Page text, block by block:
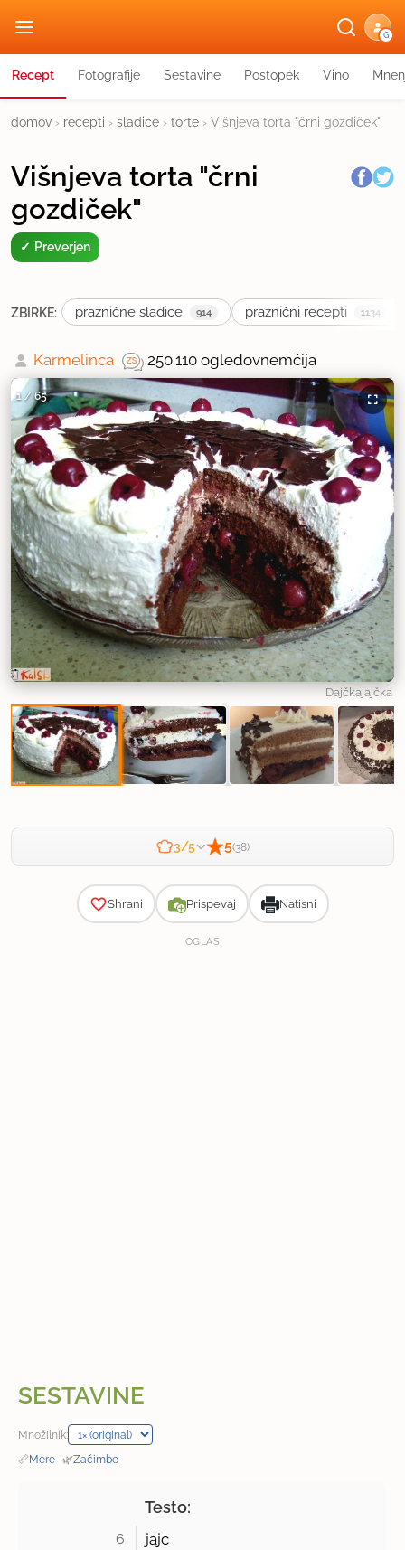
G
Recept Fotografije Sestavine Postopek Vino
domov › recepti › sladice › torte › Višnjeva torta "črni gozdiček"
Višnjeva torta "črni
gozdiček"
Preverjen
ZBIRKE: praznične sladice 914 praznični recepti 1134
Karmelinca 250.110 ogledovnemčija
1 /65
Dajčkajajčka
3/5 5(38)
Shrani Prispevaj Natisni
OGLAS
SESTAVINE
Množilnik:
📏Mere · 🌿Začimbe
Testo:
6 jajc